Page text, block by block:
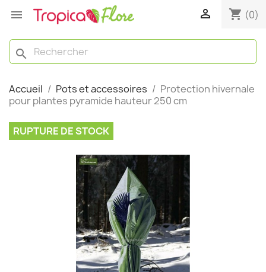
  shopping_cart (0)
search
Accueil Pots et accessoires
Protection hivernale
pour plantes pyramide hauteur 250 cm
RUPTURE DE STOCK